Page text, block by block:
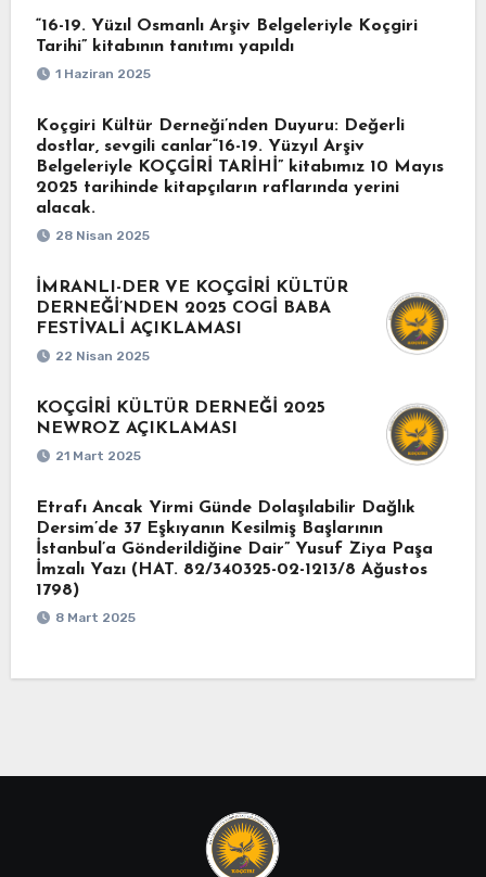
“16-19. Yüzıl Osmanlı Arşiv Belgeleriyle Koçgiri
Tarihi” kitabının tanıtımı yapıldı
1 Haziran 2025
Koçgiri Kültür Derneği’nden Duyuru: Değerli
dostlar, sevgili canlar“16-19. Yüzyıl Arşiv
Belgeleriyle KOÇGİRİ TARİHİ” kitabımız 10 Mayıs
2025 tarihinde kitapçıların raflarında yerini
alacak.
28 Nisan 2025
İMRANLI-DER VE KOÇGİRİ KÜLTÜR
DERNEĞİ’NDEN 2025 COGİ BABA
FESTİVALİ AÇIKLAMASI
22 Nisan 2025
KOÇGİRİ KÜLTÜR DERNEĞİ 2025
NEWROZ AÇIKLAMASI
21 Mart 2025
Etrafı Ancak Yirmi Günde Dolaşılabilir Dağlık
Dersim’de 37 Eşkıyanın Kesilmiş Başlarının
İstanbul’a Gönderildiğine Dair” Yusuf Ziya Paşa
İmzalı Yazı (HAT. 82/340325-02-1213/8 Ağustos
1798)
8 Mart 2025